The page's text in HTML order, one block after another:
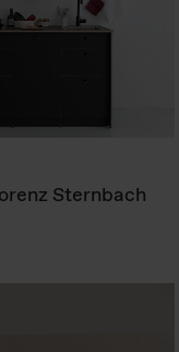
Sternbach